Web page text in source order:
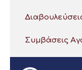
Συμβάσεις